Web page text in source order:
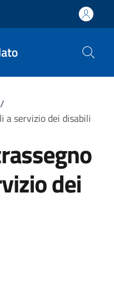
/
a servizio dei disabili
dei